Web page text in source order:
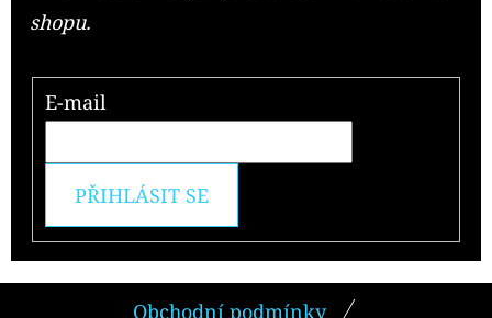
shopu.
E-mail
PŘIHLÁSIT SE
Obchodní podmínky